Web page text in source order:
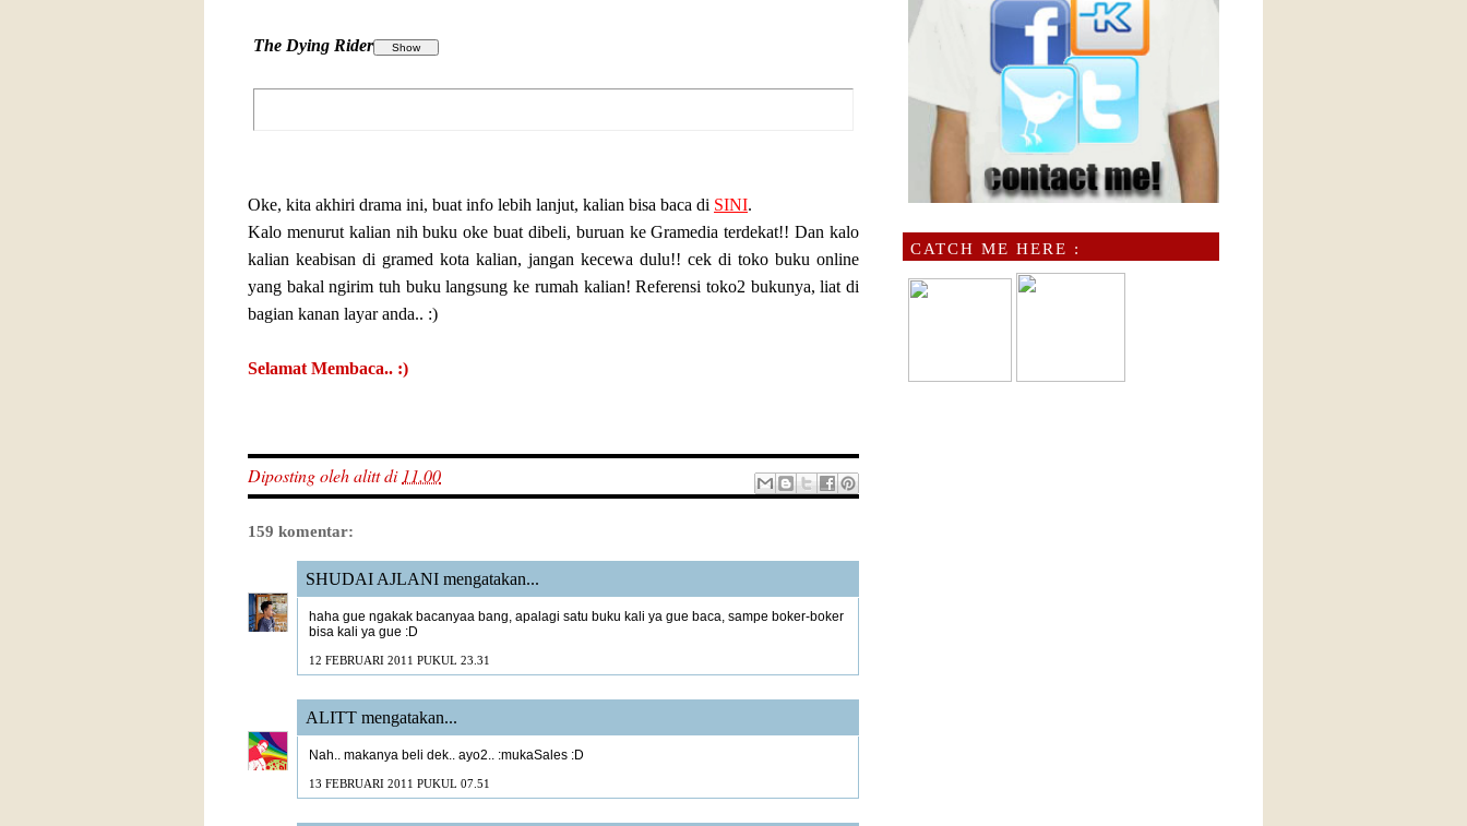
The Dying Rider
Oke, kita akhiri drama ini, buat info lebih lanjut, kalian bisa baca di SINI.
Kalo menurut kalian nih buku oke buat dibeli, buruan ke Gramedia terdekat!! Dan kalo
kalian keabisan di gramed kota kalian, jangan kecewa dulu!! cek di toko buku online
yang bakal ngirim tuh buku langsung ke rumah kalian! Referensi toko2 bukunya, liat di
bagian kanan layar anda.. :)
Selamat Membaca.. :)
Diposting olehalittdi 11.00
159 komentar:
SHUDAI AJLANI mengatakan...
haha gue ngakak bacanyaa bang, apalagi satu buku kali ya gue baca, sampe boker-boker
bisa kali ya gue :D
12 FEBRUARI 2011 PUKUL 23.31
ALITT mengatakan...
Nah.. makanya beli dek.. ayo2.. :mukaSales :D
13 FEBRUARI 2011 PUKUL 07.51
CATCH ME HERE :